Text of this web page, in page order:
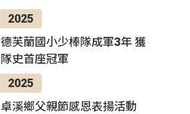
2025
德芙蘭國小少棒隊成軍3年 獲
隊史首座冠軍
2025
卓溪鄉父親節感恩表揚活動